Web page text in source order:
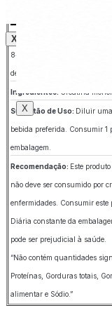
X
X
* % Valores diários de
8400 KJ. Seus valores diários
dependendo de suas
Ingredientes: Creatina
Sugestão de Uso: Diluir
bebida preferida. Consumir 1
embalagem.
Recomendação: Este
não deve ser consumido por
enfermidades. Consumir este
Diária constante da
pode ser prejudicial à saúde.
“Não contém quantidades
Proteínas, Gorduras totais,
alimentar e Sódio.”